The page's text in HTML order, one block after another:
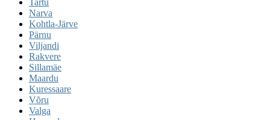
Narva
Kohtla-Järve
Pärnu
Viljandi
Rakvere
Sillamäe
Maardu
Kuressaare
Võru
Valga